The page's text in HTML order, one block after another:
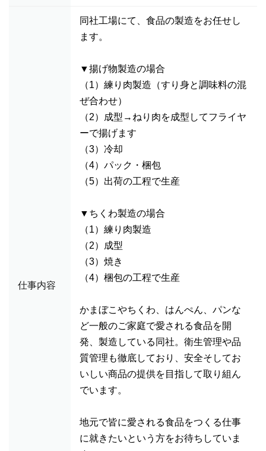
仕事内容
同社工場にて、食品の製造をお任せし
ます。
▼揚げ物製造の場合
（1）練り肉製造（すり身と調味料の混
ぜ合わせ）
（2）成型→ねり肉を成型してフライヤ
ーで揚げます
（3）冷却
（4）パック・梱包
（5）出荷の工程で生産
▼ちくわ製造の場合
（1）練り肉製造
（2）成型
（3）焼き
（4）梱包の工程で生産
かまぼこやちくわ、はんぺん、パンな
ど一般のご家庭で愛される食品を開
発、製造している同社。衛生管理や品
質管理も徹底しており、安全そしてお
いしい商品の提供を目指して取り組ん
でいます。
地元で皆に愛される食品をつくる仕事
に就きたいという方をお待ちしていま